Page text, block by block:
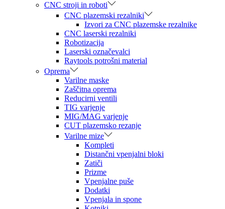
CNC stroji in roboti
CNC plazemski rezalniki
Izvori za CNC plazemske rezalnike
CNC laserski rezalniki
Robotizacija
Laserski označevalci
Raytools potrošni material
Oprema
Varilne maske
Zaščitna oprema
Reducirni ventili
TIG varjenje
MIG/MAG varjenje
CUT plazemsko rezanje
Varilne mize
Kompleti
Distančni vpenjalni bloki
Zatiči
Prizme
Vpenjalne puše
Dodatki
Vpenjala in spone